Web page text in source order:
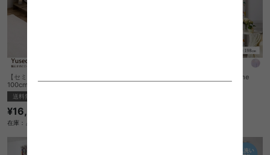
【セミシングルショート】Yuseong幅
100cm幅広すのこローベッド ヘッドボ
ードタイプ
送料無料
¥16,999
在庫：△
【100cm×198cm】Princess see the
light レースカーテン 1枚入り